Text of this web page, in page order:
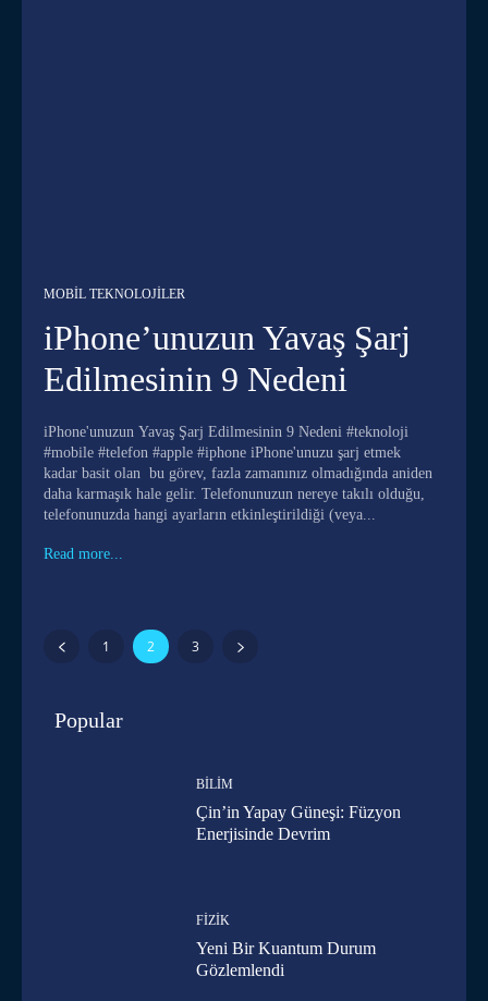
MOBIL TEKNOLOJILER
iPhone’unuzun Yavaş Şarj
Edilmesinin 9 Nedeni
iPhone'unuzun Yavaş Şarj Edilmesinin 9 Nedeni #teknoloji
#mobile #telefon #apple #iphone iPhone'unuzu şarj etmek
kadar basit olan bu görev, fazla zamanınız olmadığında aniden
daha karmaşık hale gelir. Telefonunuzun nereye takılı olduğu,
telefonunuzda hangi ayarların etkinleştirildiği (veya...
Read more...
1 2 3
Popular
BILIM
Çin’in Yapay Güneşi: Füzyon
Enerjisinde Devrim
FIZIK
Yeni Bir Kuantum Durum
Gözlemlendi